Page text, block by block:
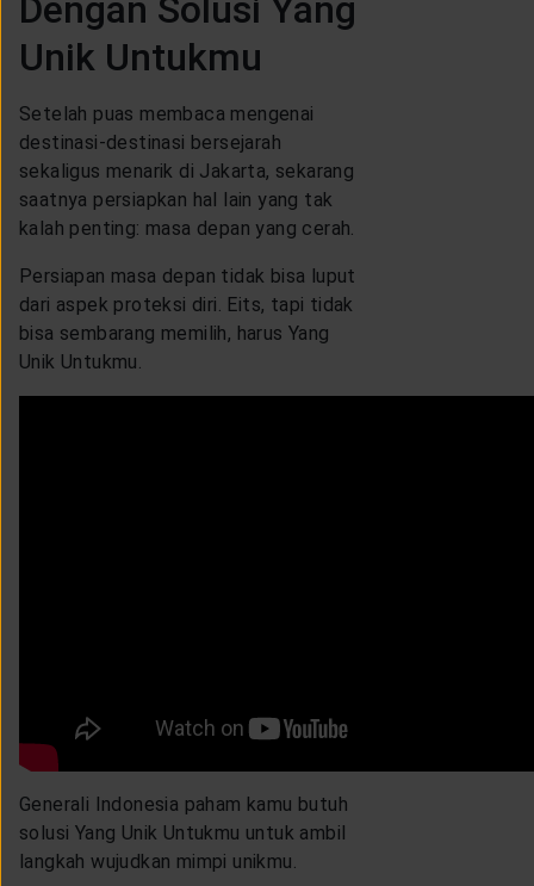
Unik Untukmu
Setelah puas membaca mengenai
destinasi-destinasi bersejarah
sekaligus menarik di Jakarta, sekarang
saatnya persiapkan hal lain yang tak
kalah penting: masa depan yang cerah.
Persiapan masa depan tidak bisa luput
dari aspek proteksi diri. Eits, tapi tidak
bisa sembarang memilih, harus Yang
Unik Untukmu.
Generali Indonesia paham kamu butuh
solusi Yang Unik Untukmu untuk ambil
langkah wujudkan mimpi unikmu.